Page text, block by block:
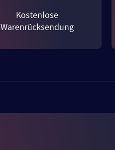
Kostenlose
Warenrücksendung